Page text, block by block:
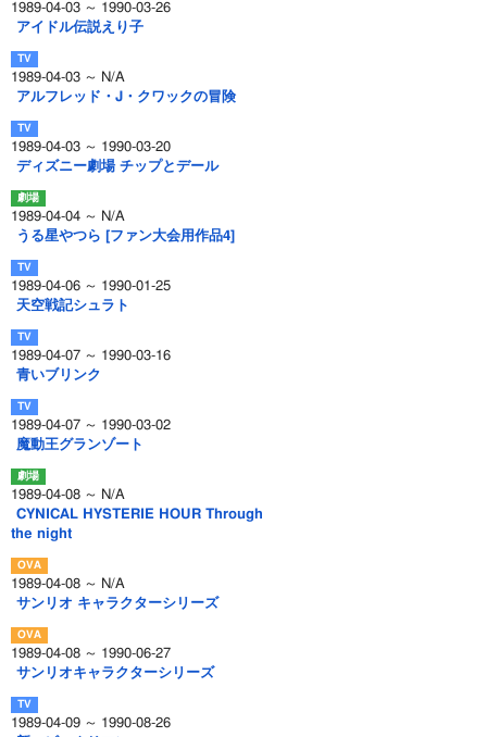
1989-04-03 ～ 1990-03-26
アイドル伝説えり子
1989-04-03 ～ N/A
アルフレッド・J・クワックの冒険
1989-04-03 ～ 1990-03-20
ディズニー劇場 チップとデール
1989-04-04 ～ N/A
うる星やつら [ファン大会用作品4]
1989-04-06 ～ 1990-01-25
天空戦記シュラト
1989-04-07 ～ 1990-03-16
青いブリンク
1989-04-07 ～ 1990-03-02
魔動王グランゾート
1989-04-08 ～ N/A
CYNICAL HYSTERIE HOUR Through
the night
1989-04-08 ～ N/A
サンリオ キャラクターシリーズ
1989-04-08 ～ 1990-06-27
サンリオキャラクターシリーズ
1989-04-09 ～ 1990-08-26